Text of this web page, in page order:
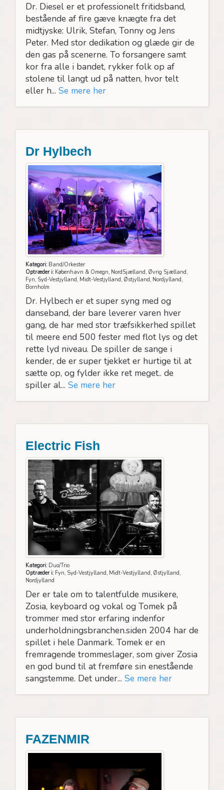
Dr. Diesel er et professionelt fritidsband,
bestående af fire gæve knægte fra det
midtjyske: Ulrik, Stefan, Tonny og Jens
Peter. Med stor dedikation og glæde gir de
den gas på scenerne. To forsangere samt
kor fra alle i bandet, rykker folk op af
stolene til langt ud på natten, hvor telt
eller h... Se mere her
Dr Hylbech
Kategori:Band/Orkester
Optræder i:København & Omegn, NordSjælland, Øvrig Sjælland,
Fyn, Syd-Vestjylland, Midt-Vestjylland, Østjylland, Nordjylland,
Bornholm
Dr. Hylbech er et super syng med og
danseband, der bare leverer varen hver
gang, de har med stor træfsikkerhed spillet
til meere end 500 fester med flot lys og det
rette lyd niveau. De spiller de sange i
kender, de er super tjekket er hurtige til at
sætte op, og fylder ikke ret meget.. de
spiller al... Se mere her
Electric Fish
Kategori:Duo/Trio
Optræder i:Fyn, Syd-Vestjylland, Midt-Vestjylland, Østjylland,
Nordjylland
Der er tale om to talentfulde musikere,
Zosia, keyboard og vokal og Tomek på
trommer med stor erfaring indenfor
underholdningsbranchen.siden 2004 har de
spillet i hele Danmark. Tomek er en
fremragende trommeslager, som giver Zosia
en god bund til at fremføre sin enestående
sangstemme. Det under... Se mere her
FAZENMIR